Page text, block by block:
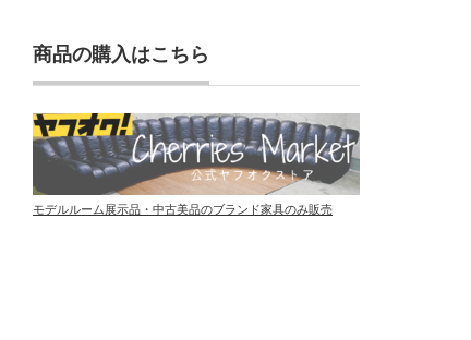
商品の購入はこちら
モデルルーム展示品・中古美品のブランド家具のみ販売